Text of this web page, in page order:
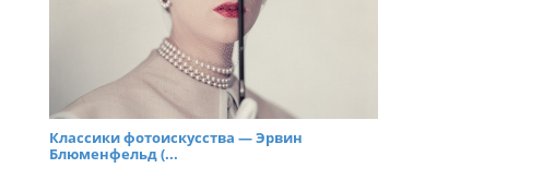
Классики фотоискусства — Эрвин
Блюменфельд (...